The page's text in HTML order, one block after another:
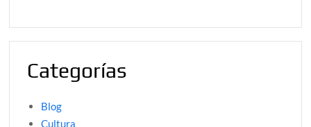
Categorías
Blog
Cultura